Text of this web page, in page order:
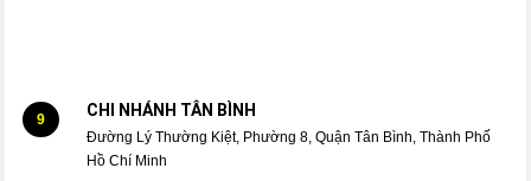
9 CHI NHÁNH TÂN BÌNH
Đường Lý Thường Kiệt, Phường 8, Quận Tân Bình, Thành Phố
Hồ Chí Minh